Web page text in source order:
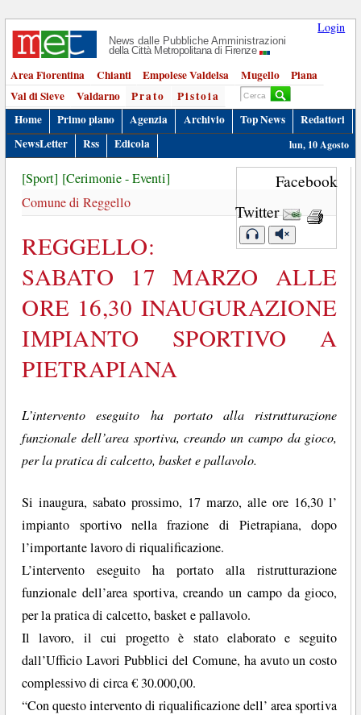
Login
News dalle Pubbliche Amministrazioni
della Città Metropolitana di Firenze
Area Fiorentina Chianti Empolese Valdelsa Mugello
Piana
Val di Sieve
Valdarno Prato
Pistoia
Home
Primo piano Agenzia Archivio Top News
Redattori
NewsLetter
Rss Edicola lun, 10 Agosto
Facebook
Twitter
[Sport] [Cerimonie - Eventi]
Comune di Reggello
REGGELLO:
SABATO 17 MARZO ALLE
ORE 16,30 INAUGURAZIONE
IMPIANTO SPORTIVO A
PIETRAPIANA
L’intervento eseguito ha portato alla ristrutturazione
funzionale dell’area sportiva, creando un campo da gioco,
per la pratica di calcetto, basket e pallavolo.
Si inaugura, sabato prossimo, 17 marzo, alle ore 16,30 l’
impianto sportivo nella frazione di Pietrapiana, dopo
l’importante lavoro di riqualificazione.
L’intervento eseguito ha portato alla ristrutturazione
funzionale dell’area sportiva, creando un campo da gioco,
per la pratica di calcetto, basket e pallavolo.
Il lavoro, il cui progetto è stato elaborato e seguito
dall’Ufficio Lavori Pubblici del Comune, ha avuto un costo
complessivo di circa € 30.000,00.
“Con questo intervento di riqualificazione dell’ area sportiva